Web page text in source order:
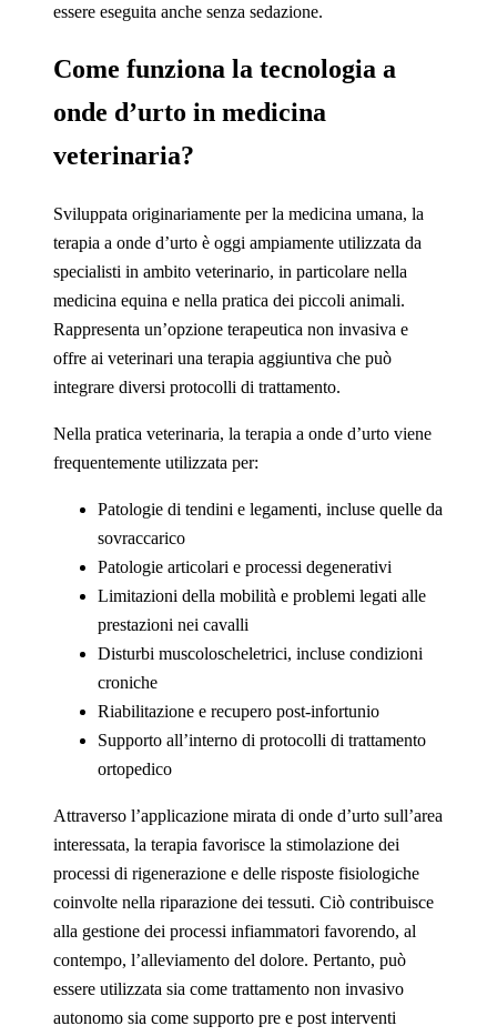
essere eseguita anche senza sedazione.
Come funziona la tecnologia a
onde d’urto in medicina
veterinaria?
Sviluppata originariamente per la medicina umana, la
terapia a onde d’urto è oggi ampiamente utilizzata da
specialisti in ambito veterinario, in particolare nella
medicina equina e nella pratica dei piccoli animali.
Rappresenta un’opzione terapeutica non invasiva e
offre ai veterinari una terapia aggiuntiva che può
integrare diversi protocolli di trattamento.
Nella pratica veterinaria, la terapia a onde d’urto viene
frequentemente utilizzata per:
Patologie di tendini e legamenti, incluse quelle da
sovraccarico
Patologie articolari e processi degenerativi
Limitazioni della mobilità e problemi legati alle
prestazioni nei cavalli
Disturbi muscoloscheletrici, incluse condizioni
croniche
Riabilitazione e recupero post-infortunio
Supporto all’interno di protocolli di trattamento
ortopedico
Attraverso l’applicazione mirata di onde d’urto sull’area
interessata, la terapia favorisce la stimolazione dei
processi di rigenerazione e delle risposte fisiologiche
coinvolte nella riparazione dei tessuti. Ciò contribuisce
alla gestione dei processi infiammatori favorendo, al
contempo, l’alleviamento del dolore. Pertanto, può
essere utilizzata sia come trattamento non invasivo
autonomo sia come supporto pre e post interventi